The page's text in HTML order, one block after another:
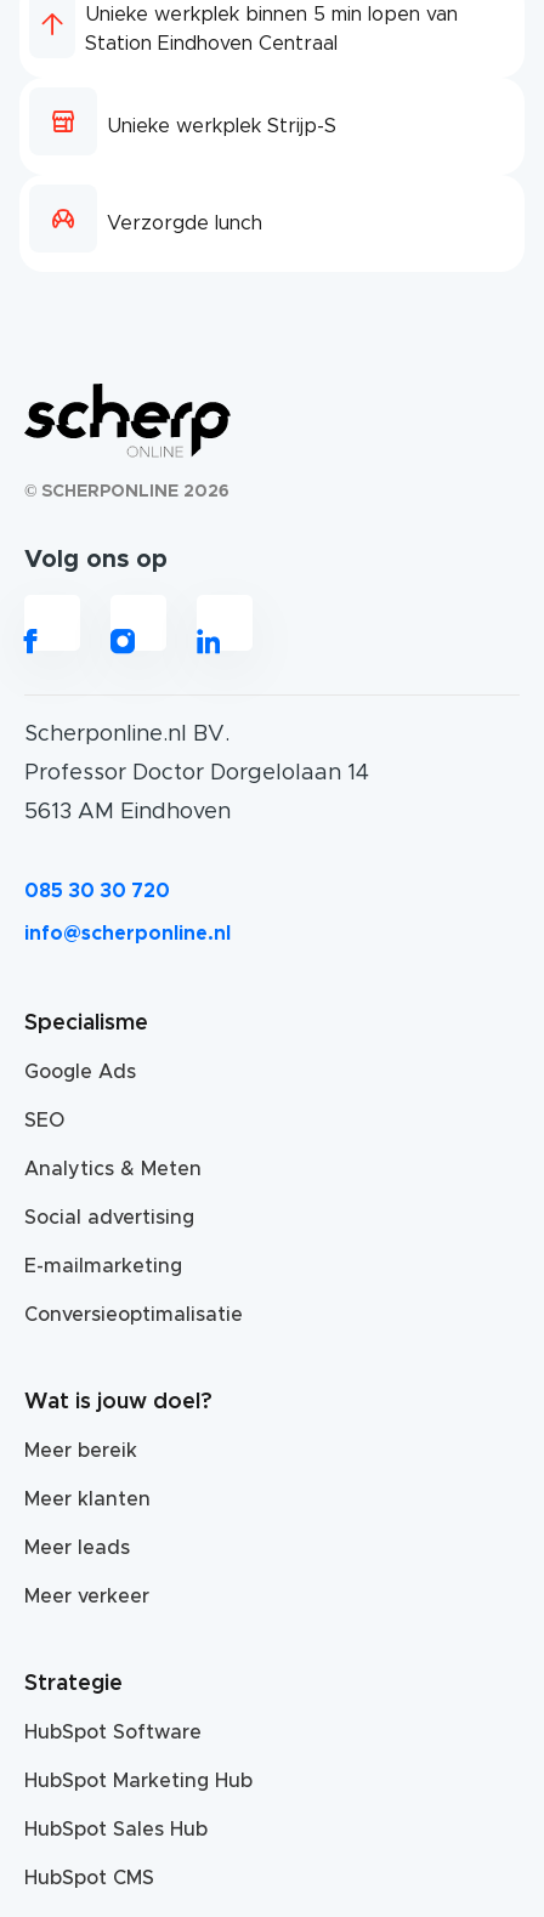
Unieke werkplek binnen 5 min lopen van
Station Eindhoven Centraal
Unieke werkplek Strijp-S
Verzorgde lunch
© SCHERPONLINE 2026
Volg ons op
Scherponline.nl BV.
Professor Doctor Dorgelolaan 14
5613 AM Eindhoven
085 30 30 720
info@scherponline.nl
Specialisme
Google Ads
SEO
Analytics & Meten
Social advertising
E-mailmarketing
Conversieoptimalisatie
Wat is jouw doel?
Meer bereik
Meer klanten
Meer leads
Meer verkeer
Strategie
HubSpot Software
HubSpot Marketing Hub
HubSpot Sales Hub
HubSpot CMS